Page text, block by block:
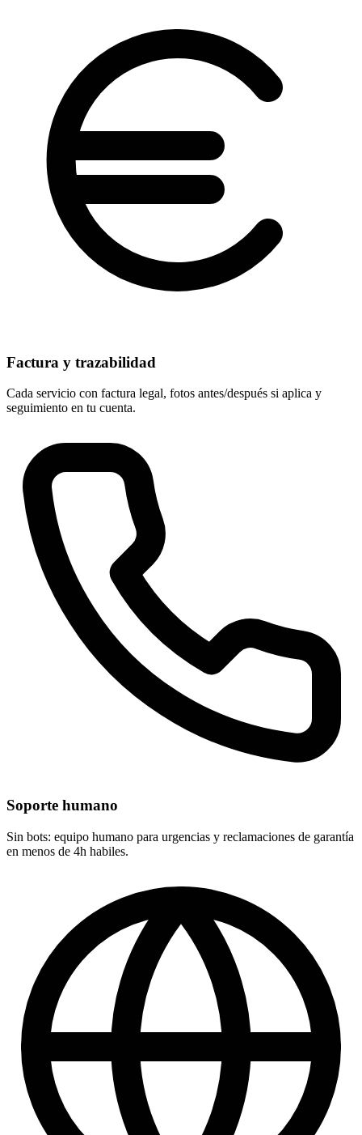
Factura y trazabilidad
Cada servicio con factura legal, fotos antes/después si aplica y
seguimiento en tu cuenta.
Soporte humano
Sin bots: equipo humano para urgencias y reclamaciones de garantía
en menos de 4h habiles.